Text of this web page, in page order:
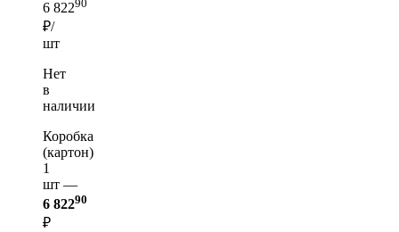
6 82290
₽/
шт
Нет
в
наличии
Коробка
(картон)
1
шт —
6 82290
₽